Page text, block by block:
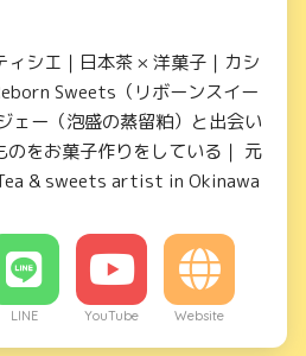
シエ｜日本茶 × 洋菓子｜カシ
Sweets（リボーンスイー
ェー（泡盛の蒸留粕）と出会い
のをお菓子作りをしている｜ 元
& sweets artist in Okinawa
LINE YouTube Website